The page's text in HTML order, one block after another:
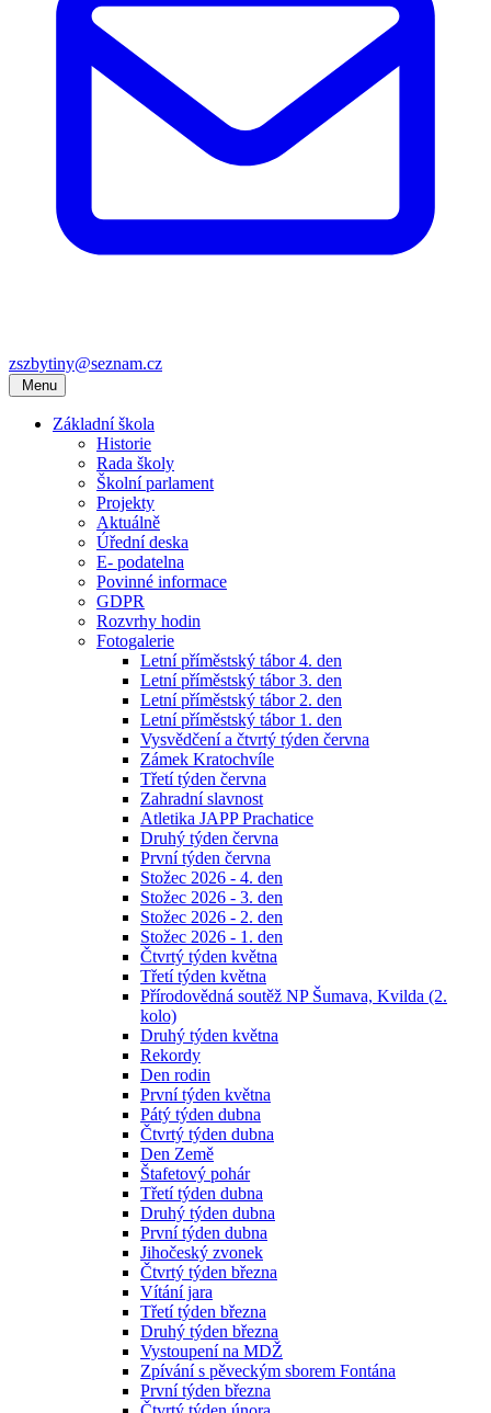
zszbytiny@seznam.cz
Menu
Základní škola
Historie
Rada školy
Školní parlament
Projekty
Aktuálně
Úřední deska
E- podatelna
Povinné informace
GDPR
Rozvrhy hodin
Fotogalerie
Letní příměstský tábor 4. den
Letní příměstský tábor 3. den
Letní příměstský tábor 2. den
Letní příměstský tábor 1. den
Vysvědčení a čtvrtý týden června
Zámek Kratochvíle
Třetí týden června
Zahradní slavnost
Atletika JAPP Prachatice
Druhý týden června
První týden června
Stožec 2026 - 4. den
Stožec 2026 - 3. den
Stožec 2026 - 2. den
Stožec 2026 - 1. den
Čtvrtý týden května
Třetí týden května
Přírodovědná soutěž NP Šumava, Kvilda (2.
kolo)
Druhý týden května
Rekordy
Den rodin
První týden května
Pátý týden dubna
Čtvrtý týden dubna
Den Země
Štafetový pohár
Třetí týden dubna
Druhý týden dubna
První týden dubna
Jihočeský zvonek
Čtvrtý týden března
Vítání jara
Třetí týden března
Druhý týden března
Vystoupení na MDŽ
Zpívání s pěveckým sborem Fontána
První týden března